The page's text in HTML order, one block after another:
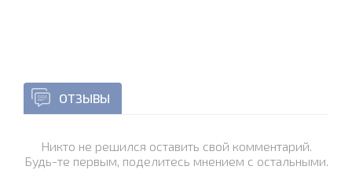
ОТЗЫВЫ
Никто не решился оставить свой комментарий.
Будь-те первым, поделитесь мнением с остальными.